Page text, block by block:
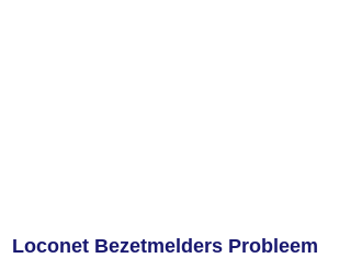
Loconet Bezetmelders Probleem